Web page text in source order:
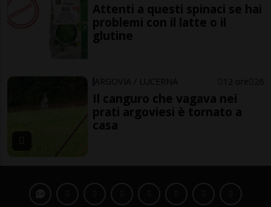
Attenti a questi spinaci se hai
problemi con il latte o il
glutine
ARGOVIA / LUCERNA 12 ore 26
Il canguro che vagava nei
prati argoviesi è tornato a
casa